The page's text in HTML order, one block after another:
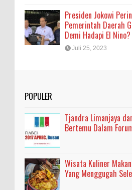
Presiden Jokowi
Pemerintah Daerah
Demi Hadapi El Nino?
Juli 25, 2023
POPULER
Tjandra Limanjaya
Bertemu Dalam
Wisata Kuliner
Yang Menggugah